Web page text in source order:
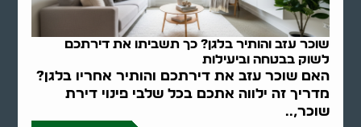
שוכר עזב והותיר בלגן? כך תשביתו את דירתכם
לשוק בבטחה וביעילות
האם שוכר עזב את דירתכם והותיר אחריו בלגן?
מדריך זה ילווה אתכם בכל שלבי פינוי דירת
שוכר,..